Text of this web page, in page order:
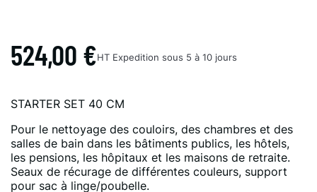
524,00 €HT Expedition sous 5 à 10 jours
STARTER SET 40 CM
Pour le nettoyage des couloirs, des chambres et des
salles de bain dans les bâtiments publics, les hôtels,
les pensions, les hôpitaux et les maisons de retraite.
Seaux de récurage de différentes couleurs, support
pour sac à linge/poubelle.